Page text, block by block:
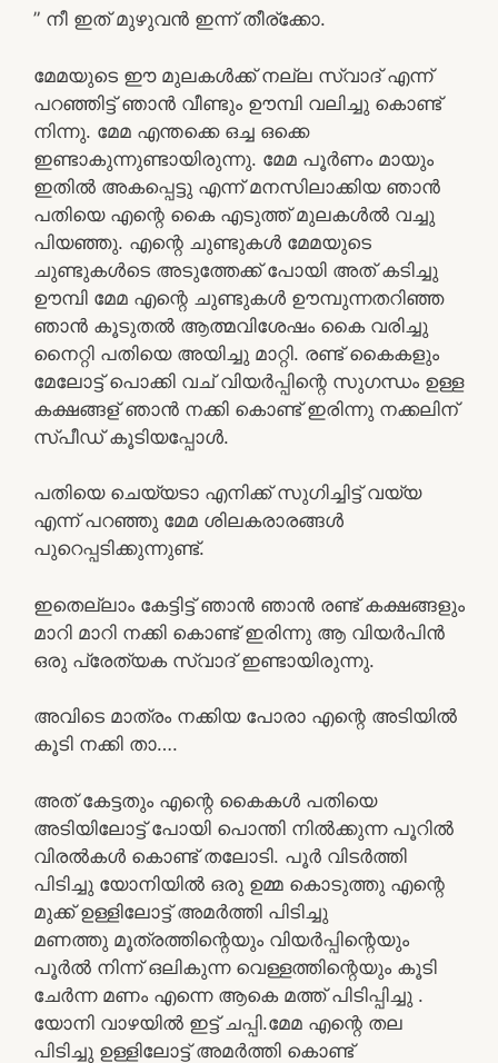
” നീ ഇത് മുഴുവൻ ഇന്ന് തീര്ക്കോ.
മേമയുടെ ഈ മുലകൾക്ക് നല്ല സ്വാദ് എന്ന്
പറഞ്ഞിട്ട് ഞാൻ വീണ്ടും ഊമ്പി വലിച്ചു കൊണ്ട്
നിന്നു. മേമ എന്തക്കെ ഒച്ച ഒക്കെ
ഇണ്ടാകുന്നുണ്ടായിരുന്നു. മേമ പൂർണം മായും
ഇതിൽ അകപ്പെട്ടു എന്ന് മനസിലാക്കിയ ഞാൻ
പതിയെ എന്റെ കൈ എടുത്ത് മുലകൾൽ വച്ചു
പിയഞ്ഞു. എന്റെ ചുണ്ടുകൾ മേമയുടെ
ചുണ്ടുകൾടെ അടുത്തേക്ക് പോയി അത് കടിച്ചു
ഊമ്പി മേമ എന്റെ ചുണ്ടുകൾ ഊമ്പുന്നതറിഞ്ഞ
ഞാൻ കൂടുതൽ ആത്മവിശേഷം കൈ വരിച്ചു
നൈറ്റി പതിയെ അയിച്ചു മാറ്റി. രണ്ട് കൈകളും
മേലോട്ട് പൊക്കി വച് വിയർപ്പിന്റെ സുഗന്ധം ഉള്ള
കക്ഷങ്ങള് ഞാൻ നക്കി കൊണ്ട് ഇരിന്നു നക്കലിന്
സ്പീഡ് കൂടിയപ്പോൾ.
പതിയെ ചെയ്യടാ എനിക്ക് സുഗിച്ചിട്ട് വയ്യ
എന്ന് പറഞ്ഞു മേമ ശിലകരാരങ്ങൾ
പുറെപ്പടിക്കുന്നുണ്ട്.
ഇതെല്ലാം കേട്ടിട്ട് ഞാൻ ഞാൻ രണ്ട് കക്ഷങ്ങളും
മാറി മാറി നക്കി കൊണ്ട് ഇരിന്നു ആ വിയർപിൻ
ഒരു പ്രേത്യക സ്വാദ് ഇണ്ടായിരുന്നു.
അവിടെ മാത്രം നക്കിയ പോരാ എന്റെ അടിയിൽ
കൂടി നക്കി താ….
അത് കേട്ടതും എന്റെ കൈകൾ പതിയെ
അടിയിലോട്ട് പോയി പൊന്തി നിൽക്കുന്ന പൂറിൽ
വിരൽകൾ കൊണ്ട് തലോടി. പൂർ വിടർത്തി
പിടിച്ചു യോനിയിൽ ഒരു ഉമ്മ കൊടുത്തു എന്റെ
മുക്ക് ഉള്ളിലോട്ട് അമർത്തി പിടിച്ചു
മണത്തു മൂത്രത്തിന്റെയും വിയർപ്പിന്റെയും
പൂർൽ നിന്ന് ഒലികുന്ന വെള്ളത്തിന്റെയും കൂടി
ചേർന്ന മണം എന്നെ ആകെ മത്ത് പിടിപ്പിച്ചു .
യോനി വാഴയിൽ ഇട്ട് ചപ്പി.മേമ എന്റെ തല
പിടിച്ചു ഉള്ളിലോട്ട് അമർത്തി കൊണ്ട്